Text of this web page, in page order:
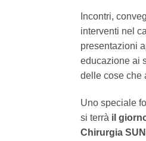
Incontri,
interventi nel
presentazioni
educazione ai
delle cose che
Uno speciale
si terrà il
Chirurgia